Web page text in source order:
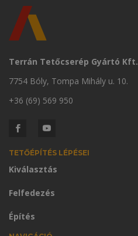
Terrán Tetőcserép Gyártó Kft.
7754 Bóly, Tompa Mihály u. 10.
+36 (69) 569 950
TETŐÉPÍTÉS LÉPÉSEI
Kiválasztás
Felfedezés
Építés